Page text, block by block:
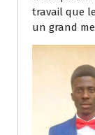
travail que
un grand